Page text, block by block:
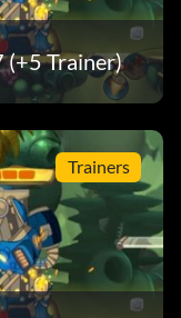
Trainer)
Trainers